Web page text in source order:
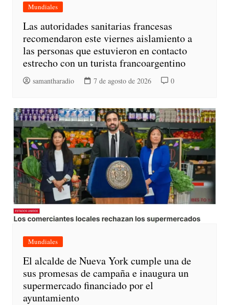
Mundiales
Las autoridades sanitarias francesas
recomendaron este viernes aislamiento a
las personas que estuvieron en contacto
estrecho con un turista francoargentino
samantharadio 7 de agosto de 2026 0
Mundiales
El alcalde de Nueva York cumple una de
sus promesas de campaña e inaugura un
supermercado financiado por el
ayuntamiento